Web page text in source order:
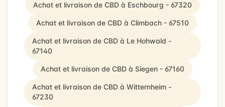
Achat et livraison de CBD à Eschbourg - 67320
Achat et livraison de CBD à Climbach - 67510
Achat et livraison de CBD à Le Hohwald -
67140
Achat et livraison de CBD à Siegen - 67160
Achat et livraison de CBD à Witternheim -
67230